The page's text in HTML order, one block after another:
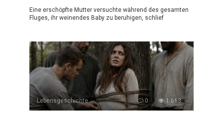
Eine erschöpfte Mutter versuchte während des gesamten
Fluges, ihr weinendes Baby zu beruhigen, schlief
Lebensgeschichte 0 1.663